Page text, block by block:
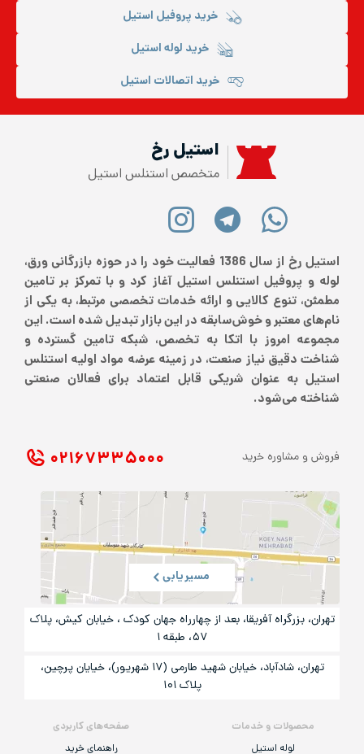
خرید پروفیل استیل
خرید لوله استیل
خرید اتصالات استیل
استیل رخ
متخصص استنلس استیل
استیل رخ از سال 1386 فعالیت خود را در حوزه بازرگانی ورق،
لوله و پروفیل استنلس استیل آغاز کرد و با تمرکز بر تامین
مطمئن، تنوع کالایی و ارائه خدمات تخصصی مرتبط، به یکی از
نام‌های معتبر و خوش‌سابقه در این بازار تبدیل شده است. این
مجموعه امروز با اتکا به تخصص، شبکه تامین گسترده و
شناخت دقیق نیاز صنعت، در زمینه عرضه مواد اولیه استنلس
استیل به عنوان شریکی قابل اعتماد برای فعالان صنعتی
شناخته می‌شود.
محصولات و خدمات
لوله استیل
صفحه‌های کاربردی
راهنمای خرید
فروش و مشاوره خرید ۰۲۱ ۶۷۳۳۵۰۰۰
مسیریابی
تهران، بزرگراه آفریقا، بعد از چهارراه جهان کودک ، خیابان کیش، پلاک
۵۷، طبقه ۱
تهران، شادآباد، خیابان شهید طارمی (۱۷ شهریور)، خیایان پرچین،
پلاک ۱۰۱